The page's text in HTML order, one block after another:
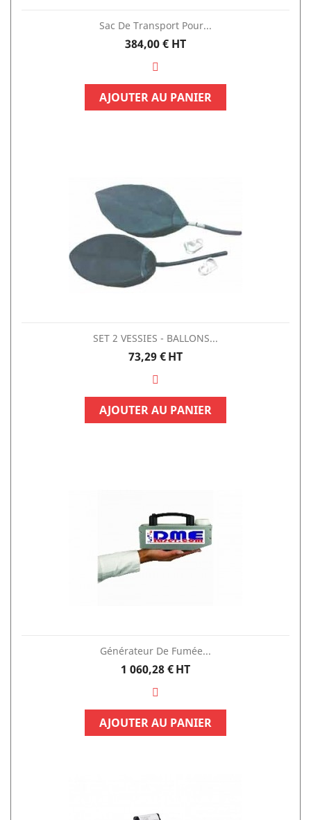
Sac De Transport Pour...
Prix
384,00 € HT
AJOUTER AU PANIER
SET 2 VESSIES - BALLONS...
Prix
73,29 €HT
AJOUTER AU PANIER
Générateur De Fumée...
Prix
1 060,28 €HT
AJOUTER AU PANIER